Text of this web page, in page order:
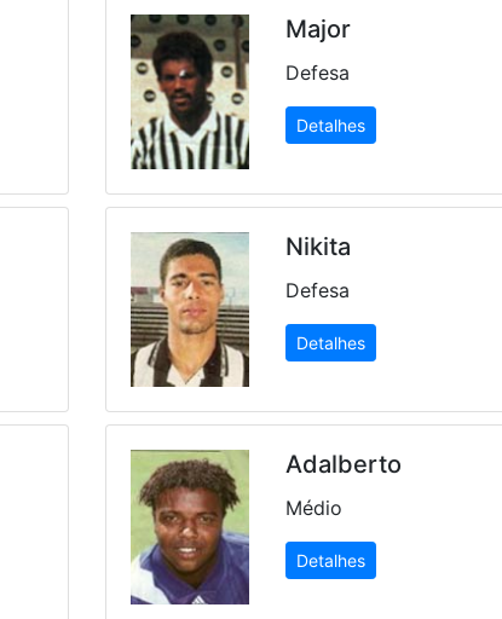
Major
Defesa
Detalhes
Nikita
Defesa
Detalhes
Adalberto
Médio
Detalhes